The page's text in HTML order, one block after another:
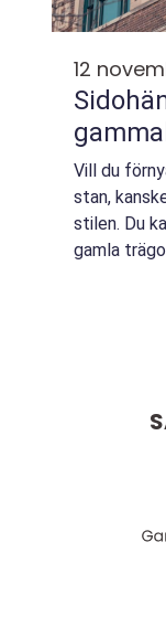
12
Vill du
stan,
stilen. Du
gamla